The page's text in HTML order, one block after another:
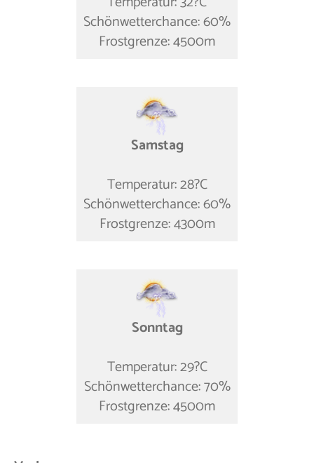
Schönwetterchance: 60%
Frostgrenze: 4500m
Samstag
Temperatur: 28?C
Schönwetterchance: 60%
Frostgrenze: 4300m
Sonntag
Temperatur: 29?C
Schönwetterchance: 70%
Frostgrenze: 4500m